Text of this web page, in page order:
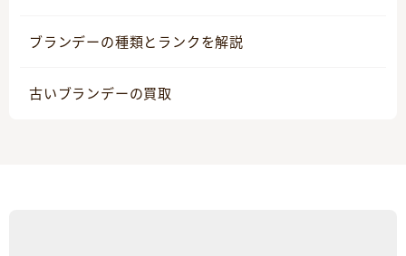
ブランデーの種類とランクを解説
古いブランデーの買取